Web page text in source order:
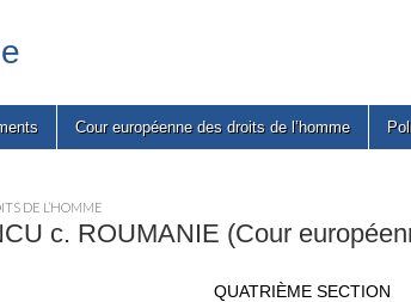
Cour européenne des droits de l’homme
DE L’HOMME
c. ROUMANIE (Cour
QUATRIÈME SECTION